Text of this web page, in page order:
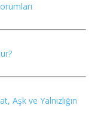
Aşk ve Yalnızlığın